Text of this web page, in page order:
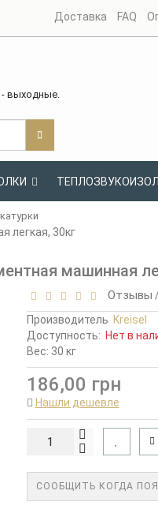
Доставка FAQ
- выходные.
легкая, 30кг
машинная
Отзывы
Производитель Kreisel
Доступность: Нет в
Вес: 30 кг
186,00 грн
Нашли дешевле
СООБЩИТЬ КОГДА